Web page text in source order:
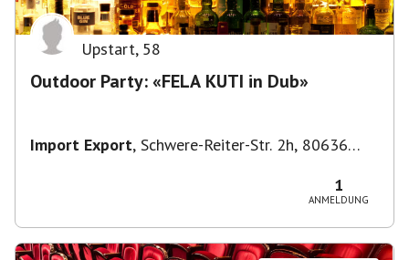
Upstart, 58
Outdoor Party: «FELA KUTI in Dub»
Import Export, Schwere-Reiter-Str. 2h, 80636
1
ANMELDUNG